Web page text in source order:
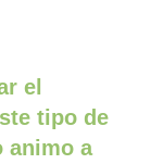
el
tipo de
animo a